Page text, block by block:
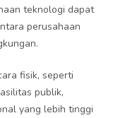
teknologi dapat
perusahaan
fisik, seperti
publik,
yang lebih tinggi